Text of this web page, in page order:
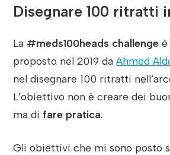
Disegnare 100 ritratti
La #meds100heads challenge è
proposto nel 2019 daAhmed
nel disegnare 100 ritratti
L’obiettivo non è creare dei
ma di fare pratica.
Gli obiettivi che mi sono posto